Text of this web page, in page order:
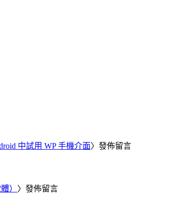
中試用 WP 手機介面〉發佈留言
） 〉發佈留言